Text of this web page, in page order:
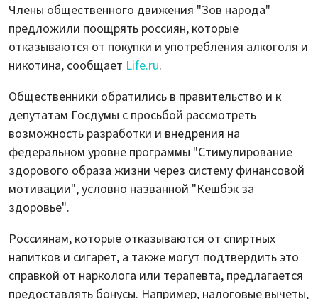
Члены общественного движения "Зов народа"
предложили поощрять россиян, которые
отказываются от покупки и употребления алкоголя и
никотина, сообщает Life.ru.
Общественники обратились в правительство и к
депутатам Госдумы с просьбой рассмотреть
возможность разработки и внедрения на
федеральном уровне программы "Стимулирование
здорового образа жизни через систему финансовой
мотивации", условно названной "Кешбэк за
здоровье".
Россиянам, которые отказываются от спиртных
напитков и сигарет, а также могут подтвердить это
справкой от нарколога или терапевта, предлагается
предоставлять бонусы. Например, налоговые вычеты,